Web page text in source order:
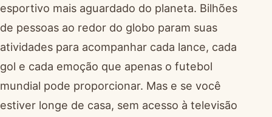
esportivo mais aguardado do planeta. Bilhões
de pessoas ao redor do globo param suas
atividades para acompanhar cada lance, cada
gol e cada emoção que apenas o futebol
mundial pode proporcionar. Mas e se você
estiver longe de casa, sem acesso à televisão